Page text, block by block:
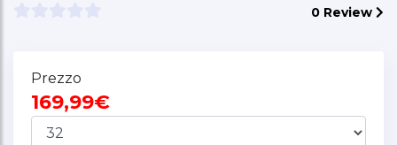
0 Review
Prezzo
169,99€